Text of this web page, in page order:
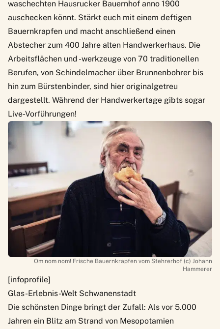
waschechten Hausrucker Bauernhof anno 1900
auschecken könnt. Stärkt euch mit einem deftigen
Bauernkrapfen und macht anschließend einen
Abstecher zum 400 Jahre alten Handwerkerhaus. Die
Arbeitsflächen und -werkzeuge von 70 traditionellen
Berufen, von Schindelmacher über Brunnenbohrer bis
hin zum Bürstenbinder, sind hier originalgetreu
dargestellt. Während der Handwerkertage gibts sogar
Live-Vorführungen!
Om nom nom! Frische Bauernkrapfen vom Stehrerhof (c) Johann
Hammerer
[infoprofile]
Glas-Erlebnis-Welt Schwanenstadt
Die schönsten Dinge bringt der Zufall: Als vor 5.000
Jahren ein Blitz am Strand von Mesopotamien